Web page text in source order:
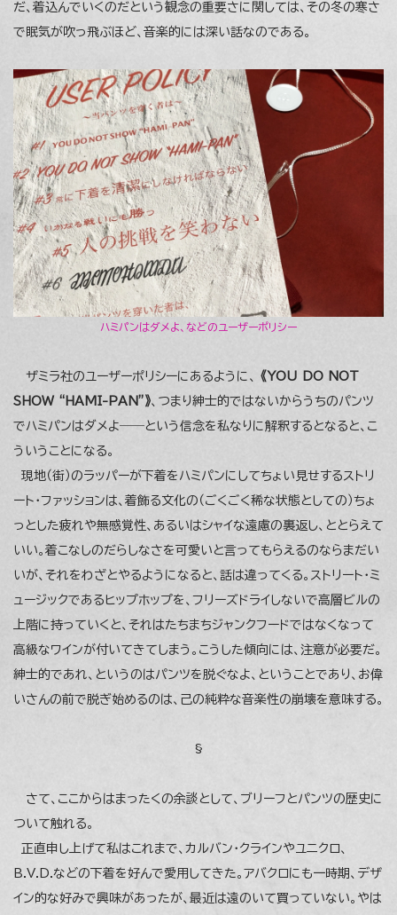
だ、着込んでいくのだという観念の重要さに関しては、その冬の寒さ
で眠気が吹っ飛ぶほど、音楽的には深い話なのである。
ハミパンはダメよ、などのユーザーポリシー
ザミラ社のユーザーポリシーにあるように、 《YOU DO NOT
SHOW “HAMI-PAN”》、つまり紳士的ではないからうちのパンツ
でハミパンはダメよ――という信念を私なりに解釈するとなると、こ
ういうことになる。
現地（街）のラッパーが下着をハミパンにしてちょい見せするストリ
ート・ファッションは、着飾る文化の（ごくごく稀な状態としての）ちょ
っとした疲れや無感覚性、あるいはシャイな遠慮の裏返し、ととらえて
いい。着こなしのだらしなさを可愛いと言ってもらえるのならまだい
いが、それをわざとやるようになると、話は違ってくる。ストリート・ミ
ュージックであるヒップホップを、フリーズドライしないで高層ビルの
上階に持っていくと、それはたちまちジャンクフードではなくなって
高級なワインが付いてきてしまう。こうした傾向には、注意が必要だ。
紳士的であれ、というのはパンツを脱ぐなよ、ということであり、お偉
いさんの前で脱ぎ始めるのは、己の純粋な音楽性の崩壊を意味する。
§
さて、ここからはまったくの余談として、ブリーフとパンツの歴史に
ついて触れる。
正直申し上げて私はこれまで、カルバン・クラインやユニクロ、
B.V.D.などの下着を好んで愛用してきた。アバクロにも一時期、デザ
イン的な好みで興味があったが、最近は遠のいて買っていない。やは